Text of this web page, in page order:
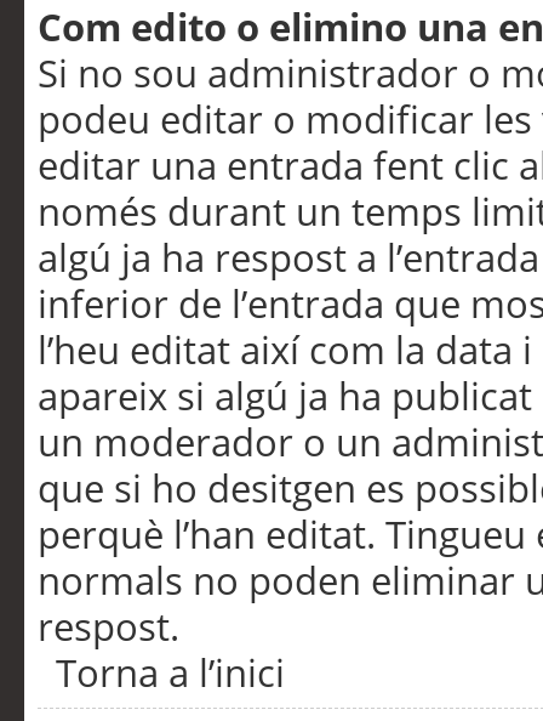
Com edito o elimino una
Si no sou administrador o
podeu editar o modificar
editar una entrada fent clic
només durant un temps
algú ja ha respost a
inferior de l’entrada que
l’heu editat així com la data
apareix si algú ja ha
un moderador o un
que si ho desitgen es
perquè l’han editat.
normals no poden eliminar
respost.
Torna a l’inici